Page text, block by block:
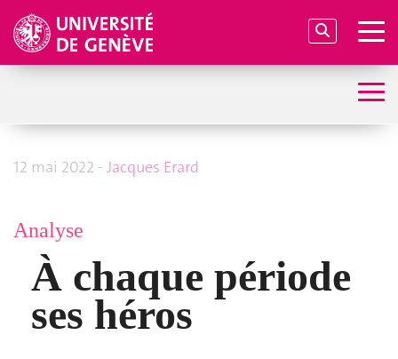
12 mai 2022 - Jacques Erard
Analyse
À chaque période
ses héros